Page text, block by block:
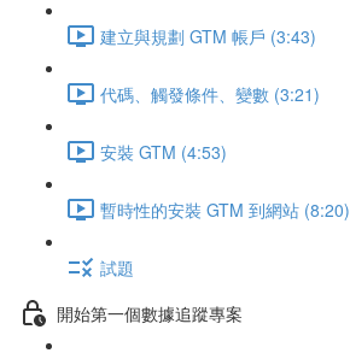
建立與規劃 GTM 帳戶 (3:43)
代碼、觸發條件、變數 (3:21)
安裝 GTM (4:53)
暫時性的安裝 GTM 到網站 (8:20)
試題
開始第一個數據追蹤專案